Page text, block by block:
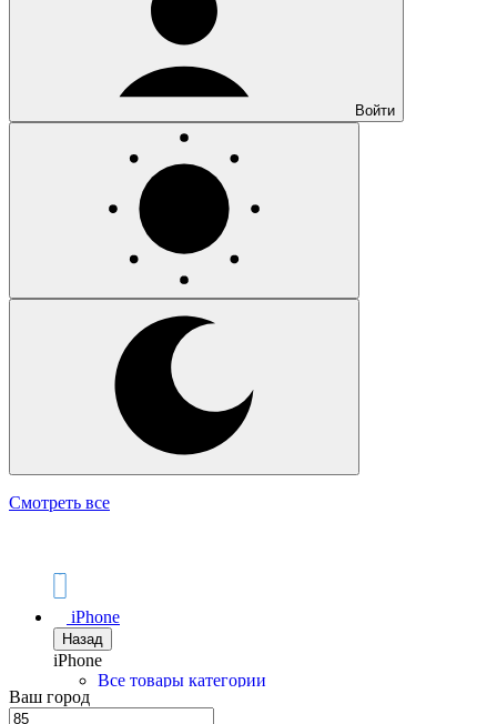
Войти
Смотреть все
iPhone
Назад
iPhone
Все товары категории
Ваш город